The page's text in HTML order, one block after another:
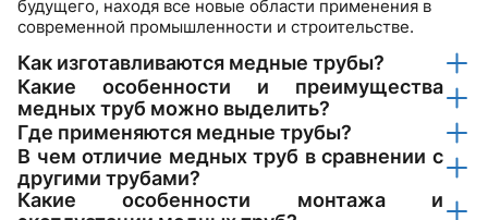
будущего, находя все новые области применения в
современной промышленности и строительстве.
Как изготавливаются медные трубы?
Какие особенности и преимущества
медных труб можно выделить?
Где применяются медные трубы?
В чем отличие медных труб в сравнении с
другими трубами?
Какие особенности монтажа и